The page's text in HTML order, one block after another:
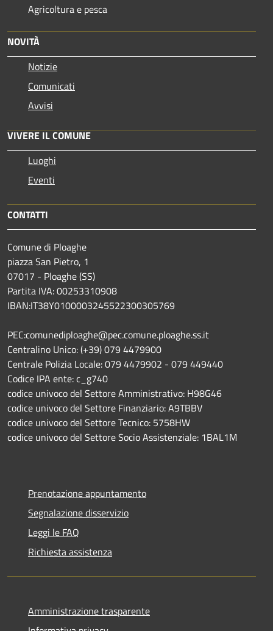
Agricoltura e pesca
NOVITÀ
Notizie
Comunicati
Avvisi
VIVERE IL COMUNE
Luoghi
Eventi
CONTATTI
Comune di Ploaghe
piazza San Pietro, 1
07017 - Ploaghe (SS)
Partita IVA: 00253310908
IBAN:IT38Y0100003245522300305769
PEC:comunediploaghe@pec.comune.ploaghe.ss.it
Centralino Unico: (+39) 079 4479900
Centrale Polizia Locale: 079 4479902 - 079 449440
Codice IPA ente: c_g740
codice univoco del Settore Amministrativo: H98G46
codice univoco del Settore Finanziario: A9TBBV
codice univoco del Settore Tecnico: 5758HW
codice univoco del Settore Socio Assistenziale: 1BAL1M
Prenotazione appuntamento
Segnalazione disservizio
Leggi le FAQ
Richiesta assistenza
Amministrazione trasparente